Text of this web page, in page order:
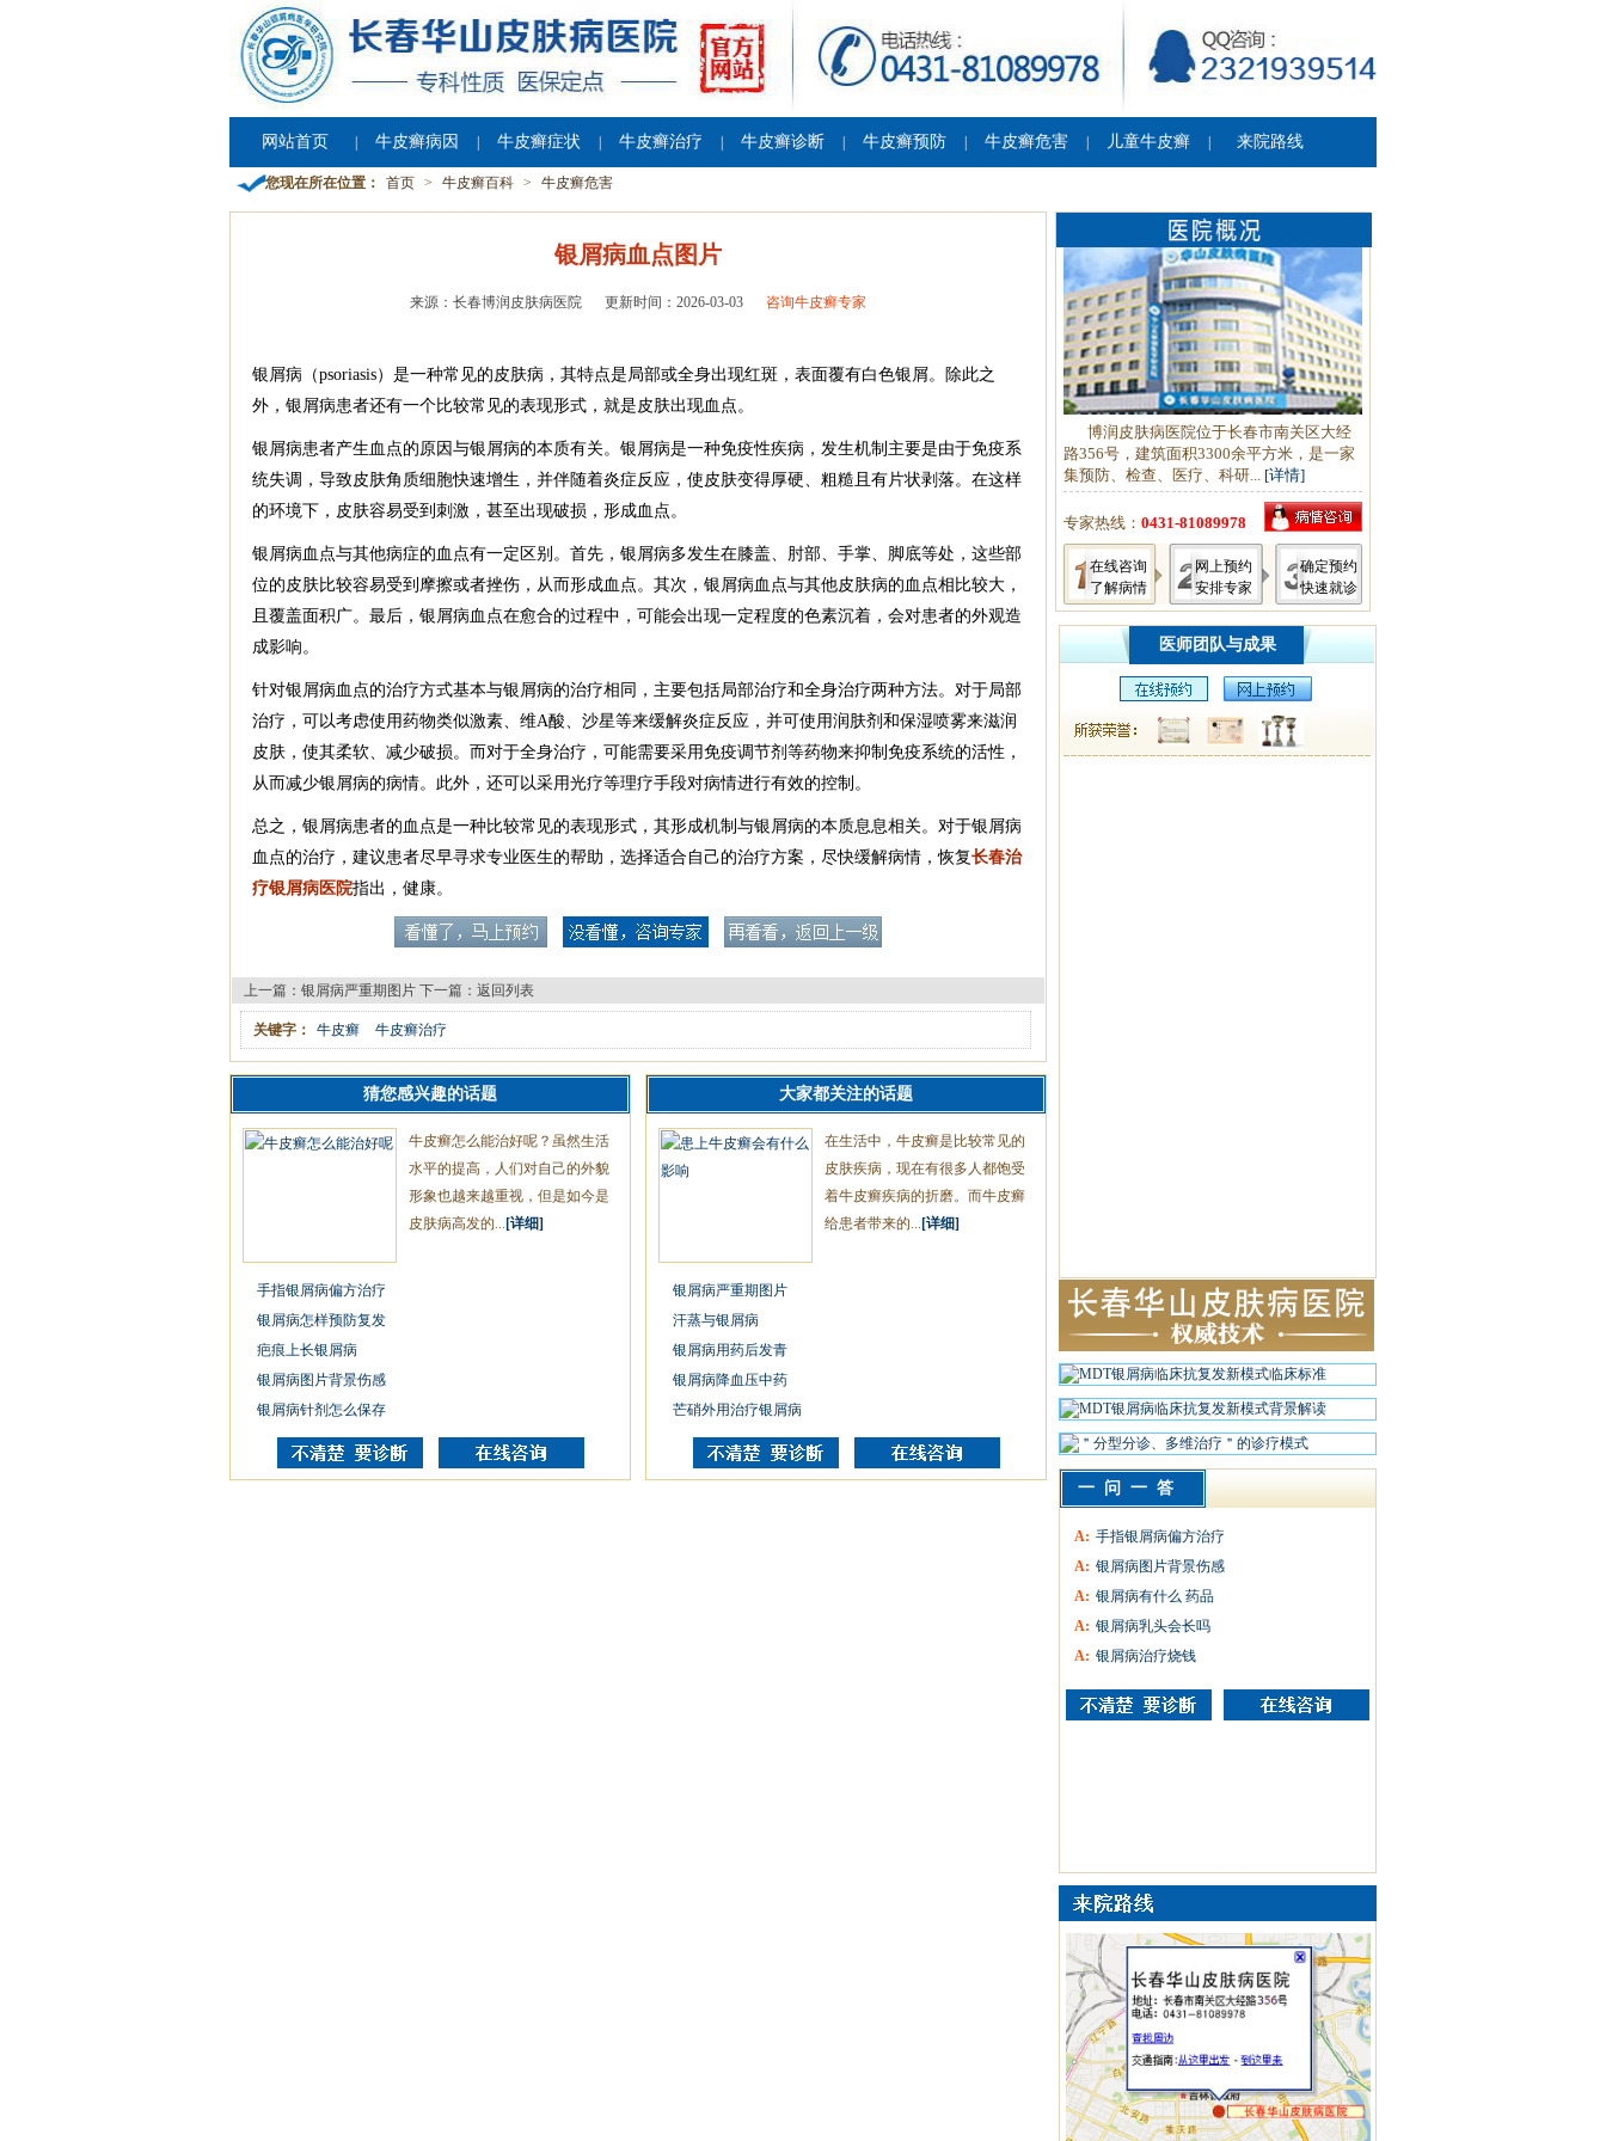
网站首页 牛皮癣病因 牛皮癣症状 牛皮癣治疗 牛皮癣诊断 牛皮癣预防 牛皮癣危害 儿童牛皮癣 来院路线
您现在所在位置： 首页 > 牛皮癣百科 > 牛皮癣危害
银屑病血点图片
来源：长春博润皮肤病医院 更新时间：2026-03-03 咨询牛皮癣专家
银屑病（psoriasis）是一种常见的皮肤病，其特点是局部或全身出现红斑，表面覆有白色银屑。除此之
外，银屑病患者还有一个比较常见的表现形式，就是皮肤出现血点。
银屑病患者产生血点的原因与银屑病的本质有关。银屑病是一种免疫性疾病，发生机制主要是由于免疫系
统失调，导致皮肤角质细胞快速增生，并伴随着炎症反应，使皮肤变得厚硬、粗糙且有片状剥落。在这样
的环境下，皮肤容易受到刺激，甚至出现破损，形成血点。
银屑病血点与其他病症的血点有一定区别。首先，银屑病多发生在膝盖、肘部、手掌、脚底等处，这些部
位的皮肤比较容易受到摩擦或者挫伤，从而形成血点。其次，银屑病血点与其他皮肤病的血点相比较大，
且覆盖面积广。最后，银屑病血点在愈合的过程中，可能会出现一定程度的色素沉着，会对患者的外观造
成影响。
针对银屑病血点的治疗方式基本与银屑病的治疗相同，主要包括局部治疗和全身治疗两种方法。对于局部
治疗，可以考虑使用药物类似激素、维A酸、沙星等来缓解炎症反应，并可使用润肤剂和保湿喷雾来滋润
皮肤，使其柔软、减少破损。而对于全身治疗，可能需要采用免疫调节剂等药物来抑制免疫系统的活性，
从而减少银屑病的病情。此外，还可以采用光疗等理疗手段对病情进行有效的控制。
总之，银屑病患者的血点是一种比较常见的表现形式，其形成机制与银屑病的本质息息相关。对于银屑病
血点的治疗，建议患者尽早寻求专业医生的帮助，选择适合自己的治疗方案，尽快缓解病情，恢复长春治
疗银屑病医院指出，健康。
上一篇： 银屑病严重期图片 下一篇： 返回列表
关键字： 牛皮癣 牛皮癣治疗
猜您感兴趣的话题
牛皮癣怎么能治好呢？虽然生活
水平的提高，人们对自己的外貌
形象也越来越重视，但是如今是
皮肤病高发的... [详细]
手指银屑病偏方治疗
银屑病怎样预防复发
疤痕上长银屑病
银屑病图片背景伤感
银屑病针剂怎么保存
大家都关注的话题
在生活中，牛皮癣是比较常见的
皮肤疾病，现在有很多人都饱受
着牛皮癣疾病的折磨。而牛皮癣
给患者带来的... [详细]
银屑病严重期图片
汗蒸与银屑病
银屑病用药后发青
银屑病降血压中药
芒硝外用治疗银屑病
博润皮肤病医院位于长春市南关区大经
路356号，建筑面积3300余平方米，是一家
集预防、检查、医疗、科研... [详情]
专家热线： 0431-81089978
在线咨询
了解病情
网上预约
安排专家
确定预约
快速就诊
医师团队与成果
一问一答
A: 手指银屑病偏方治疗
A: 银屑病图片背景伤感
A: 银屑病有什么 药品
A: 银屑病乳头会长吗
A: 银屑病治疗烧钱